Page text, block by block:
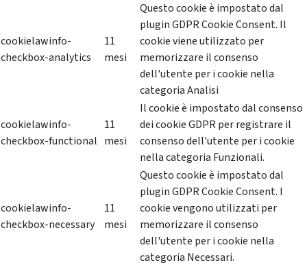
cookielawinfo-
checkbox-analytics
11
mesi
Questo cookie è impostato dal
plugin GDPR Cookie Consent. Il
cookie viene utilizzato per
memorizzare il consenso
dell'utente per i cookie nella
categoria Analisi
cookielawinfo-
checkbox-functional
11
mesi
Il cookie è impostato dal consenso
dei cookie GDPR per registrare il
consenso dell'utente per i cookie
nella categoria Funzionali.
cookielawinfo-
checkbox-necessary
11
mesi
Questo cookie è impostato dal
plugin GDPR Cookie Consent. I
cookie vengono utilizzati per
memorizzare il consenso
dell'utente per i cookie nella
categoria Necessari.